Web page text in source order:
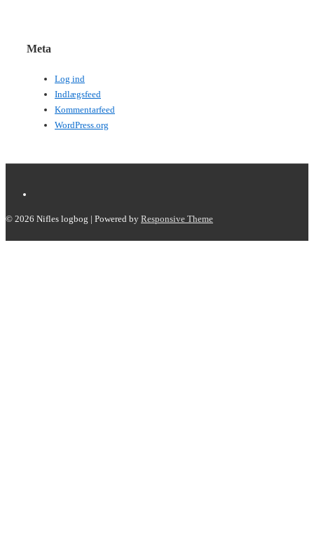
Meta
Log ind
Indlægsfeed
Kommentarfeed
WordPress.org
© 2026 Nifles logbog | Powered by Responsive Theme